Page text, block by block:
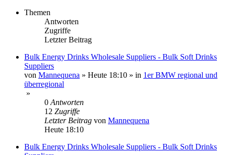
Themen
Antworten
Zugriffe
Letzter Beitrag
Bulk Energy Drinks Wholesale Suppliers - Bulk Soft Drinks
Suppliers
von Mannequena » Heute 18:10 » in 1er BMW regional und
überregional
»
0 Antworten
12 Zugriffe
Letzter Beitrag von Mannequena
Heute 18:10
Bulk Energy Drinks Wholesale Suppliers - Bulk Soft Drinks